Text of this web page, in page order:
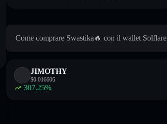
Come comprare Swastika🔥 con il wallet Solflare
JIMOTHY
$0.016606
307.25%